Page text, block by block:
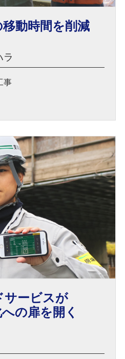
動時間を削減
ラ
事
サービスが
の扉を開く